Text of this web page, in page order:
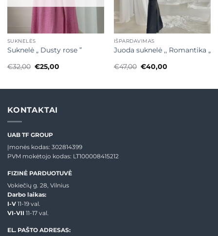
SUKNELĖS
Suknelė „ Dusty rose ”
€32,00 Original
price
€25,00Current
IŠPARDAVIMAS
Juoda suknelė ,, Romantika „
€47,00 Original
price
€40,00Current
KONTAKTAI
UAB TF GROUP
Įmonės kodas: 302814399
PVM mokėtojo kodas: LT100008415212
FIZINĖ PARDUOTUVĖ
Vokiečių g. 28, Vilnius
Darbo laikas:
I-V 11-19 val.
VI-VII 11-17 val.
EL. PAŠTO ADRESAS: